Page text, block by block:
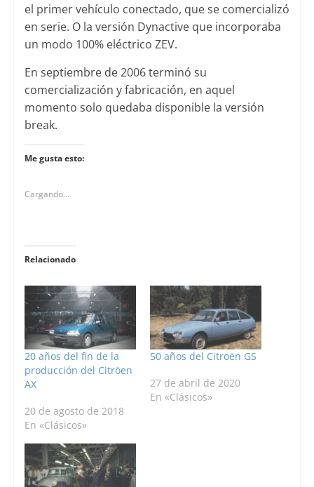
el primer vehículo conectado, que se comercializó
en serie. O la versión Dynactive que incorporaba
un modo 100% eléctrico ZEV.
En septiembre de 2006 terminó su
comercialización y fabricación, en aquel
momento solo quedaba disponible la versión
break.
Me gusta esto:
Cargando...
Relacionado
20 años del fin de la
producción del Citröen
AX
20 de agosto de 2018
En «Clásicos»
50 años del Citroën GS
27 de abril de 2020
En «Clásicos»